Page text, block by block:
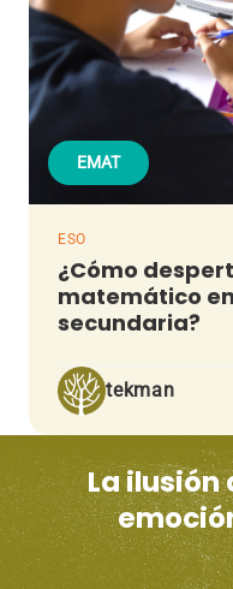
EMAT
ESO
¿Cómo
matemático
secundaria?
tekman
La ilusión